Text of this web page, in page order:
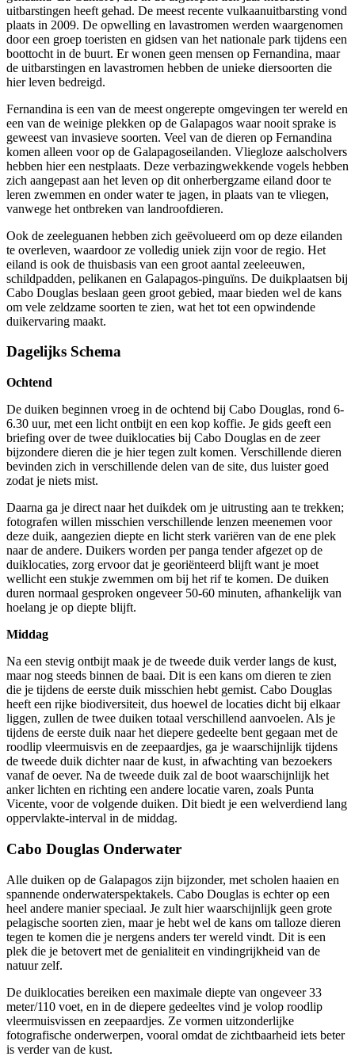
uitbarstingen heeft gehad. De meest recente vulkaanuitbarsting vond
plaats in 2009. De opwelling en lavastromen werden waargenomen
door een groep toeristen en gidsen van het nationale park tijdens een
boottocht in de buurt. Er wonen geen mensen op Fernandina, maar
de uitbarstingen en lavastromen hebben de unieke diersoorten die
hier leven bedreigd.
Fernandina is een van de meest ongerepte omgevingen ter wereld en
een van de weinige plekken op de Galapagos waar nooit sprake is
geweest van invasieve soorten. Veel van de dieren op Fernandina
komen alleen voor op de Galapagoseilanden. Vliegloze aalscholvers
hebben hier een nestplaats. Deze verbazingwekkende vogels hebben
zich aangepast aan het leven op dit onherbergzame eiland door te
leren zwemmen en onder water te jagen, in plaats van te vliegen,
vanwege het ontbreken van landroofdieren.
Ook de zeeleguanen hebben zich geëvolueerd om op deze eilanden
te overleven, waardoor ze volledig uniek zijn voor de regio. Het
eiland is ook de thuisbasis van een groot aantal zeeleeuwen,
schildpadden, pelikanen en Galapagos-pinguïns. De duikplaatsen bij
Cabo Douglas beslaan geen groot gebied, maar bieden wel de kans
om vele zeldzame soorten te zien, wat het tot een opwindende
duikervaring maakt.
Dagelijks Schema
Ochtend
De duiken beginnen vroeg in de ochtend bij Cabo Douglas, rond 6-
6.30 uur, met een licht ontbijt en een kop koffie. Je gids geeft een
briefing over de twee duiklocaties bij Cabo Douglas en de zeer
bijzondere dieren die je hier tegen zult komen. Verschillende dieren
bevinden zich in verschillende delen van de site, dus luister goed
zodat je niets mist.
Daarna ga je direct naar het duikdek om je uitrusting aan te trekken;
fotografen willen misschien verschillende lenzen meenemen voor
deze duik, aangezien diepte en licht sterk variëren van de ene plek
naar de andere. Duikers worden per panga tender afgezet op de
duiklocaties, zorg ervoor dat je georiënteerd blijft want je moet
wellicht een stukje zwemmen om bij het rif te komen. De duiken
duren normaal gesproken ongeveer 50-60 minuten, afhankelijk van
hoelang je op diepte blijft.
Middag
Na een stevig ontbijt maak je de tweede duik verder langs de kust,
maar nog steeds binnen de baai. Dit is een kans om dieren te zien
die je tijdens de eerste duik misschien hebt gemist. Cabo Douglas
heeft een rijke biodiversiteit, dus hoewel de locaties dicht bij elkaar
liggen, zullen de twee duiken totaal verschillend aanvoelen. Als je
tijdens de eerste duik naar het diepere gedeelte bent gegaan met de
roodlip vleermuisvis en de zeepaardjes, ga je waarschijnlijk tijdens
de tweede duik dichter naar de kust, in afwachting van bezoekers
vanaf de oever. Na de tweede duik zal de boot waarschijnlijk het
anker lichten en richting een andere locatie varen, zoals Punta
Vicente, voor de volgende duiken. Dit biedt je een welverdiend lang
oppervlakte-interval in de middag.
Cabo Douglas Onderwater
Alle duiken op de Galapagos zijn bijzonder, met scholen haaien en
spannende onderwaterspektakels. Cabo Douglas is echter op een
heel andere manier speciaal. Je zult hier waarschijnlijk geen grote
pelagische soorten zien, maar je hebt wel de kans om talloze dieren
tegen te komen die je nergens anders ter wereld vindt. Dit is een
plek die je betovert met de genialiteit en vindingrijkheid van de
natuur zelf.
De duiklocaties bereiken een maximale diepte van ongeveer 33
meter/110 voet, en in de diepere gedeeltes vind je volop roodlip
vleermuisvissen en zeepaardjes. Ze vormen uitzonderlijke
fotografische onderwerpen, vooral omdat de zichtbaarheid iets beter
is verder van de kust.